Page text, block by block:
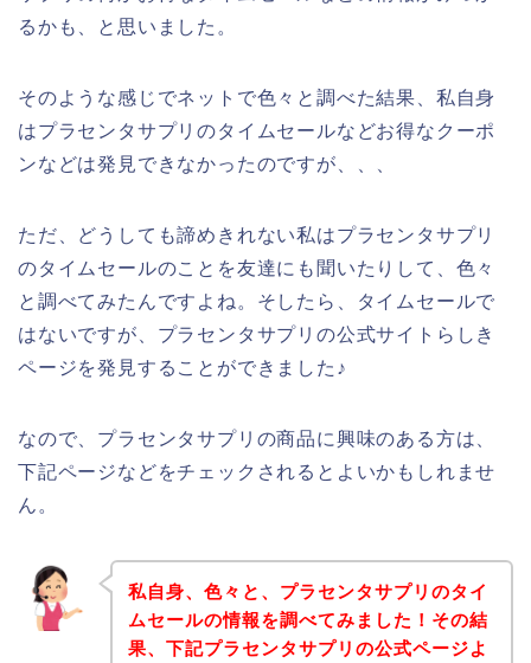
るかも、と思いました。
そのような感じでネットで色々と調べた結果、私自身
はプラセンタサプリのタイムセールなどお得なクーポ
ンなどは発見できなかったのですが、、、
ただ、どうしても諦めきれない私はプラセンタサプリ
のタイムセールのことを友達にも聞いたりして、色々
と調べてみたんですよね。そしたら、タイムセールで
はないですが、プラセンタサプリの公式サイトらしき
ページを発見することができました♪
なので、プラセンタサプリの商品に興味のある方は、
下記ページなどをチェックされるとよいかもしれませ
ん。
私自身、色々と、プラセンタサプリのタイ
ムセールの情報を調べてみました！その結
果、下記プラセンタサプリの公式ページよ